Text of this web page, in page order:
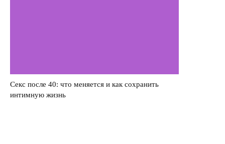
Секс после 40: что меняется и как сохранить
интимную жизнь